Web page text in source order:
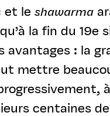
et leshawarma
la fin du
: la
mettre
centaines